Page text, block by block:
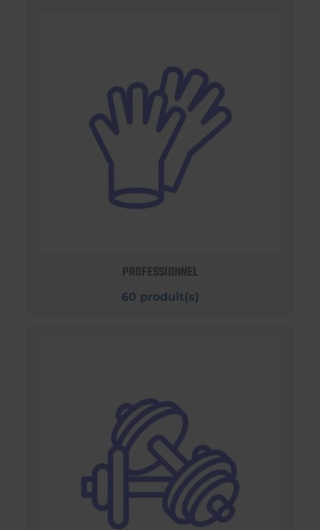
PROFESSIONNEL
60 produit(s)